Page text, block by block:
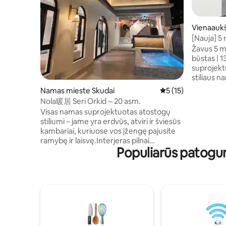
Namas mieste Skudai Vidutinis
5 (15)
Nola暖居 Seri Orkid～20 asm.
Visas namas suprojektuotas atostogų
stiliumi – jame yra erdvūs, atviri ir šviesūs
kambariai, kuriuose vos įžengę pajusite
ramybę ir laisvę.Interjeras pilnai
įrengtas – nuo patogios patalynės iki
puikių baldų, o kiekviena detalė
komandos formavimas ✔ Poilsis
atostogų metu 🛏 Svarbiausi būsto
te Masai
[Nauja] 5
didžiulė
Žavus 5
būstas | 13
stiliaus
sofa-
1,9 m
109 cm pločio) • 5 min.
iki Mt
Populiarūs